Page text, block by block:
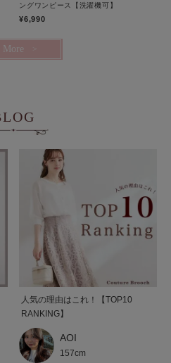
ングワンピース【洗濯機可】
¥6,990
More
人気の理由はこれ！【TOP10
RANKING】
AOI
157cm